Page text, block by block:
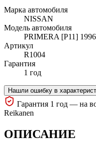
Марка автомобиля
NISSAN
Модель автомобиля
PRIMERA [P11]
Артикул
R1004
Гарантия
1 год
Нашли ошибку в
Гарантия 1 год — на
Reikanen
ОПИСАНИЕ